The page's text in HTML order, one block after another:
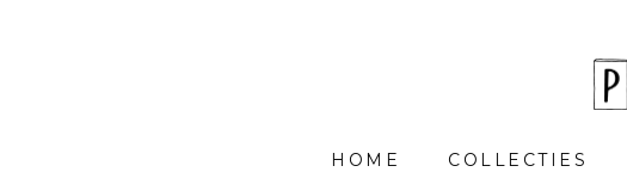
HOME COLLECTIES